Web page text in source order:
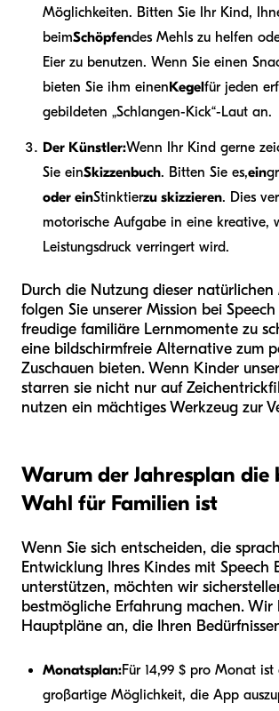
Möglichkeiten. Bitten Sie Ihr Kind,
beimSchöpfendes Mehls zu helfen
Eier zu benutzen. Wenn Sie einen
bieten Sie ihm einenKegelfür jeden
gebildeten „Schlangen-Kick“-Laut an.
Der Künstler:Wenn Ihr Kind gerne
Sie einSkizzenbuch. Bitten Sie es,ein
oder einStinktierzu skizzieren. Dies
motorische Aufgabe in eine kreative,
Leistungsdruck verringert wird.
Durch die Nutzung dieser
folgen Sie unserer Mission bei Speech
freudige familiäre Lernmomente zu
eine bildschirmfreie Alternative zum
Zuschauen bieten. Wenn Kinder
starren sie nicht nur auf
nutzen ein mächtiges Werkzeug zur
Warum der Jahresplan die
Wahl für Familien ist
Wenn Sie sich entscheiden, die
Entwicklung Ihres Kindes mit Speech
unterstützen, möchten wir
bestmögliche Erfahrung machen. Wir
Hauptpläne an, die Ihren
Monatsplan:Für 14,99 $ pro Monat ist
großartige Möglichkeit, die App